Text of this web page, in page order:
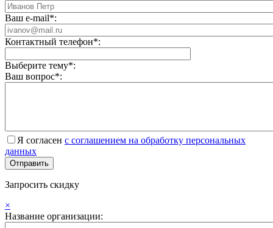
Ваш e-mail*:
Контактный телефон*:
Выберите тему*:
Ваш вопрос*:
Я согласен с соглашением на обработку персональных
данных
Запросить скидку
×
Название организации: